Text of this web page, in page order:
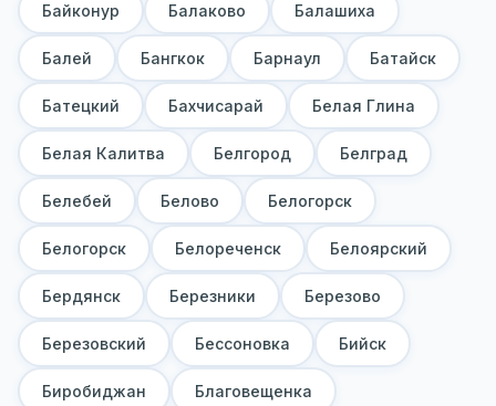
Байконур Балаково Балашиха
Балей Бангкок Барнаул Батайск
Батецкий Бахчисарай Белая Глина
Белая Калитва Белгород Белград
Белебей Белово Белогорск
Белогорск Белореченск Белоярский
Бердянск Березники Березово
Березовский Бессоновка Бийск
Биробиджан Благовещенка